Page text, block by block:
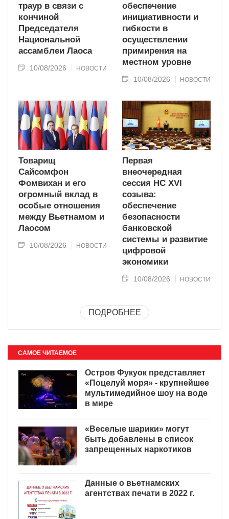
траур в связи с
кончиной
Председателя
Национальной
ассамблеи Лаоса
10/08/2026 НОВОСТИ
обеспечение
инициативности и
гибкости в
осуществлении
примирения на
местном уровне
10/08/2026 НОВОСТИ
Товарищ
Сайсомфон
Фомвихан и его
огромный вклад в
особые отношения
между Вьетнамом и
Лаосом
10/08/2026 НОВОСТИ
Первая
внеочередная
сессия НС XVI
созыва:
обеспечение
безопасности
банковской
системы и развитие
цифровой
экономики
10/08/2026 НОВОСТИ
ПОДРОБНЕЕ
САМОЕ ЧИТАЕМОЕ
Остров Фукуок представляет
«Поцелуй моря» - крупнейшее
мультимедийное шоу на воде
в мире
«Веселые шарики» могут
быть добавлены в список
запрещенных наркотиков
Данные о вьетнамских
агентствах печати в 2022 г.